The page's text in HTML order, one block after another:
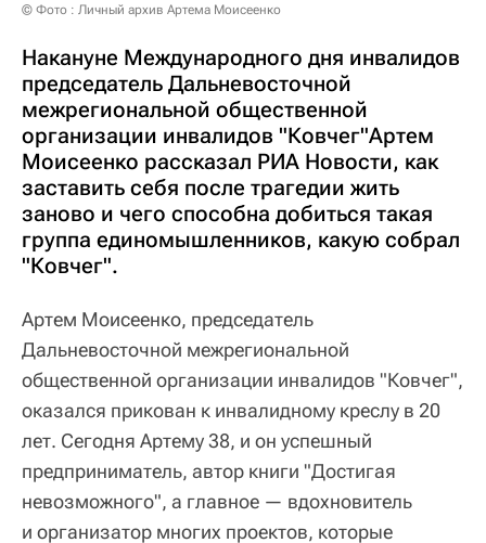
© Фото : Личный архив Артема Моисеенко
Накануне Международного дня инвалидов
председатель Дальневосточной
межрегиональной общественной
организации инвалидов "Ковчег"Артем
Моисеенко рассказал РИА Новости, как
заставить себя после трагедии жить
заново и чего способна добиться такая
группа единомышленников, какую собрал
"Ковчег".
Артем Моисеенко, председатель
Дальневосточной межрегиональной
общественной организации инвалидов "Ковчег",
оказался прикован к инвалидному креслу в 20
лет. Сегодня Артему 38, и он успешный
предприниматель, автор книги "Достигая
невозможного", а главное — вдохновитель
и организатор многих проектов, которые